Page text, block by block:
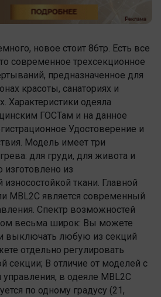
новое стоит 86тр. Есть все
современное трехсекционное
предназначенное для
красоты, санаториях и
Характеристики одеяла
ГОСТам и на данное
Удостоверение и
Модель имеет три
для груди, для живота и
изготовлено из
ткани. Главной
MBL2С является современный
Спектр возможностей
весьма широк: Вы можете
выключать любую из секций
отдельно регулировать
секции; В отличие от моделей с
в одеяле MBL2C
по одному градусу (21,